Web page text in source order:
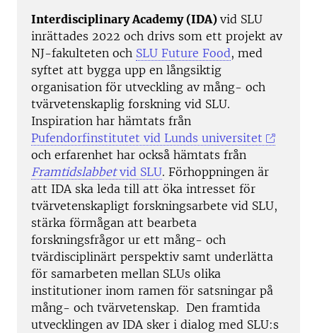
Interdisciplinary Academy (IDA) vid SLU
inrättades 2022 och drivs som ett projekt av
NJ-fakulteten och SLU Future Food, med
syftet att bygga upp en långsiktig
organisation för utveckling av mång- och
tvärvetenskaplig forskning vid SLU.
Inspiration har hämtats från
Pufendorfinstitutet vid Lunds universitet
och erfarenhet har också hämtats från
Framtidslabbetvid SLU. Förhoppningen är
att IDA ska leda till att öka intresset för
tvärvetenskapligt forskningsarbete vid SLU,
stärka förmågan att bearbeta
forskningsfrågor ur ett mång- och
tvärdisciplinärt perspektiv samt underlätta
för samarbeten mellan SLUs olika
institutioner inom ramen för satsningar på
mång- och tvärvetenskap. Den framtida
utvecklingen av IDA sker i dialog med SLU:s